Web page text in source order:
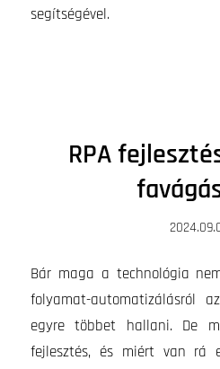
segítségével.
RPA
Bár maga a technológia
folyamat-automatizálásról
egyre többet hallani. De
fejlesztés, és miért van rá